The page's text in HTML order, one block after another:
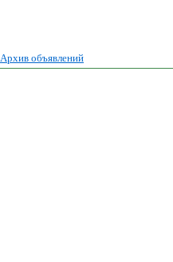
Архив объявлений